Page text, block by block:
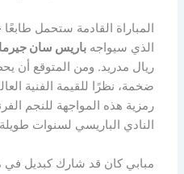
المباراة القادمة ستحمل
الذي سيواجهباريس سان
ريال مدريد. ومن المتوقع أن
ضخمة، نظرًا للقيمة الفنية
رمزية هذه المواجهة للنجم
النادي الباريسي لسنوات
مبابي كان قد شارك كبديل في